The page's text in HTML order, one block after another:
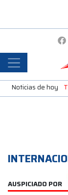
Noticias de hoy
AUSPICIADO POR